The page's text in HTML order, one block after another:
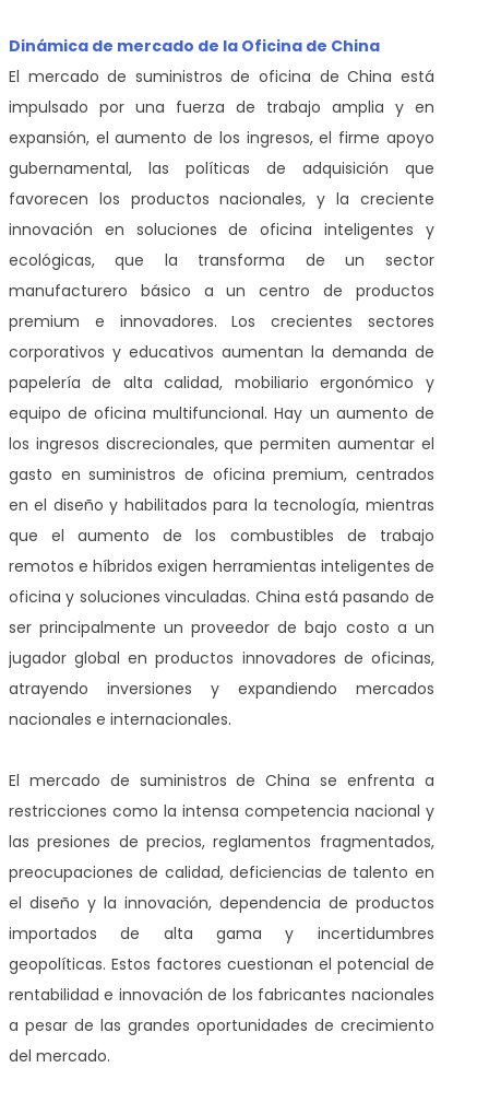
Dinámica de mercado de la Oficina de China
El mercado de suministros de oficina de China está
impulsado por una fuerza de trabajo amplia y en
expansión, el aumento de los ingresos, el firme apoyo
gubernamental, las políticas de adquisición que
favorecen los productos nacionales, y la creciente
innovación en soluciones de oficina inteligentes y
ecológicas, que la transforma de un sector
manufacturero básico a un centro de productos
premium e innovadores. Los crecientes sectores
corporativos y educativos aumentan la demanda de
papelería de alta calidad, mobiliario ergonómico y
equipo de oficina multifuncional. Hay un aumento de
los ingresos discrecionales, que permiten aumentar el
gasto en suministros de oficina premium, centrados
en el diseño y habilitados para la tecnología, mientras
que el aumento de los combustibles de trabajo
remotos e híbridos exigen herramientas inteligentes de
oficina y soluciones vinculadas. China está pasando de
ser principalmente un proveedor de bajo costo a un
jugador global en productos innovadores de oficinas,
atrayendo inversiones y expandiendo mercados
nacionales e internacionales.
El mercado de suministros de China se enfrenta a
restricciones como la intensa competencia nacional y
las presiones de precios, reglamentos fragmentados,
preocupaciones de calidad, deficiencias de talento en
el diseño y la innovación, dependencia de productos
importados de alta gama y incertidumbres
geopolíticas. Estos factores cuestionan el potencial de
rentabilidad e innovación de los fabricantes nacionales
a pesar de las grandes oportunidades de crecimiento
del mercado.